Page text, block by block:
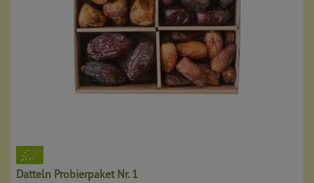
Datteln Probierpaket Nr. 1